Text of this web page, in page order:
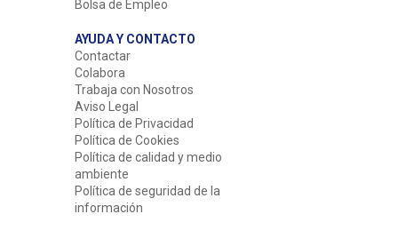
Bolsa de Empleo
AYUDA Y CONTACTO
Contactar
Colabora
Trabaja con Nosotros
Aviso Legal
Política de Privacidad
Política de Cookies
Política de calidad y medio
ambiente
Política de seguridad de la
información